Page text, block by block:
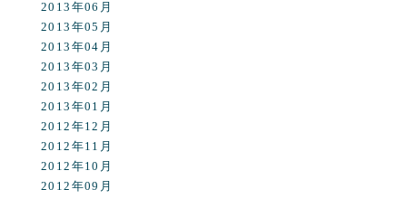
2013年06月
2013年05月
2013年04月
2013年03月
2013年02月
2013年01月
2012年12月
2012年11月
2012年10月
2012年09月